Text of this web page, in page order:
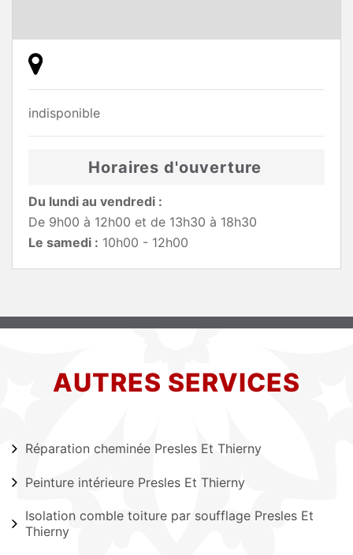
indisponible
Horaires d'ouverture
Du lundi au vendredi :
De 9h00 à 12h00 et de 13h30 à 18h30
Le samedi : 10h00 - 12h00
AUTRES SERVICES
Réparation cheminée Presles Et Thierny
Peinture intérieure Presles Et Thierny
Isolation comble toiture par soufflage Presles Et
Thierny